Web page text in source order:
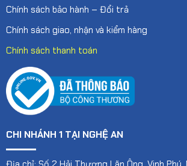
Chính sách bảo hành – Đổi trả
Chính sách giao, nhận và kiểm hàng
Chính sách thanh toán
CHI NHÁNH 1 TẠI NGHỆ AN